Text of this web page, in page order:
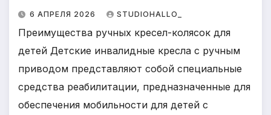
6 АПРЕЛЯ 2026 STUDIOHALLO_
Преимущества ручных кресел-колясок для
детей Детские инвалидные кресла с ручным
приводом представляют собой специальные
средства реабилитации, предназначенные для
обеспечения мобильности для детей с